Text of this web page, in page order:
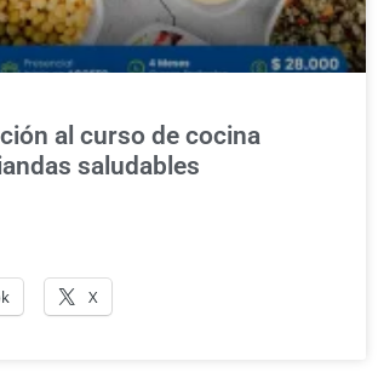
al curso de cocina
saludables
X